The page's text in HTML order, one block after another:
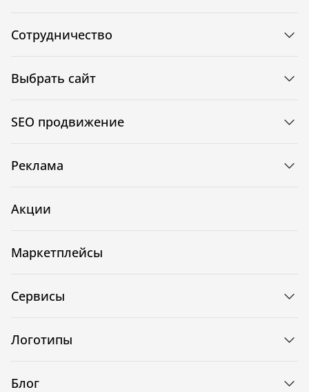
Сотрудничество
Выбрать сайт
SEO продвижение
Реклама
Акции
Маркетплейсы
Сервисы
Логотипы
Блог